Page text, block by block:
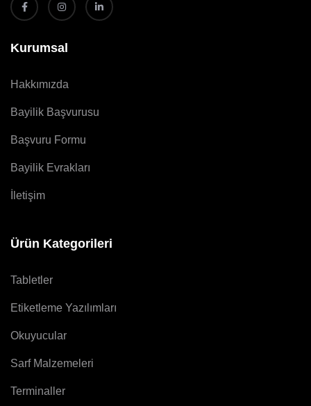
Kurumsal
Hakkımızda
Bayilik Başvurusu
Başvuru Formu
Bayilik Evrakları
İletişim
Ürün Kategorileri
Tabletler
Etiketleme Yazılımları
Okuyucular
Sarf Malzemeleri
Terminaller